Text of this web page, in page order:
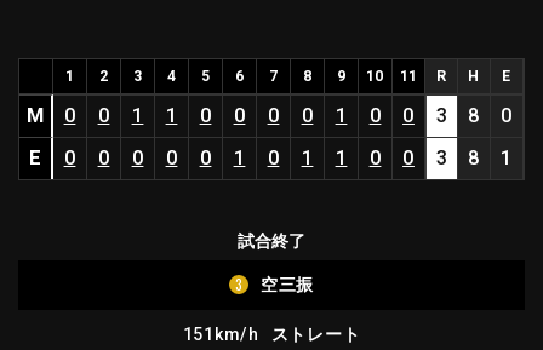
HOME
動画
1 2 3 4 5 6 7 8 9 10 11 R H E
M 0 0 1 1 0 0 0 0 1 0 0 3 8
0
E
0 0 0 0 0 1 0 1 1 0 0 3 8 1
試合終了
3 空三振
151km/h
ストレート